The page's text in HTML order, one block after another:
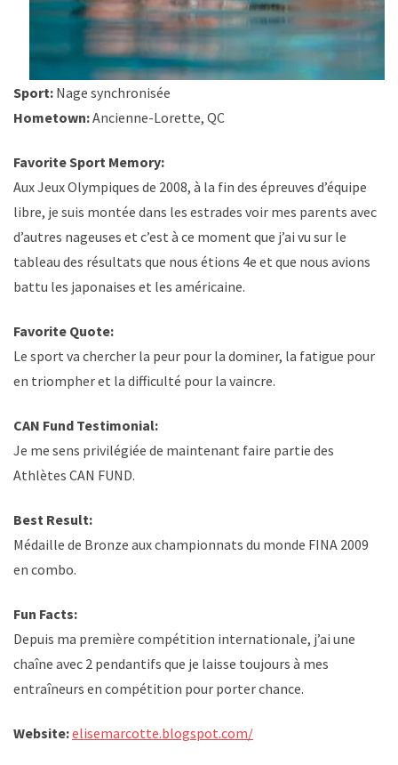
Sport: Nage synchronisée
Hometown:Ancienne-Lorette, QC
Favorite Sport Memory:
Aux Jeux Olympiques de 2008, à la fin des épreuves d’équipe
libre, je suis montée dans les estrades voir mes parents avec
d’autres nageuses et c’est à ce moment que j’ai vu sur le
tableau des résultats que nous étions 4e et que nous avions
battu les japonaises et les américaine.
Favorite Quote:
Le sport va chercher la peur pour la dominer, la fatigue pour
en triompher et la difficulté pour la vaincre.
CAN Fund Testimonial:
Je me sens privilégiée de maintenant faire partie des
Athlètes CAN FUND.
Best Result:
Médaille de Bronze aux championnats du monde FINA 2009
en combo.
Fun Facts:
Depuis ma première compétition internationale, j’ai une
chaîne avec 2 pendantifs que je laisse toujours à mes
entraîneurs en compétition pour porter chance.
Website:elisemarcotte.blogspot.com/